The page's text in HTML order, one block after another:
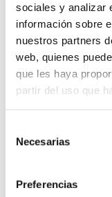
sociales y analizar
información sobre
nuestros partners
web, quienes
que les haya
partir del uso que
Necesarias
Preferencias
El diario de Álex 3:
cámara y
Miguel Ángel Gómez &
9,99€ 0,50€
Comprar